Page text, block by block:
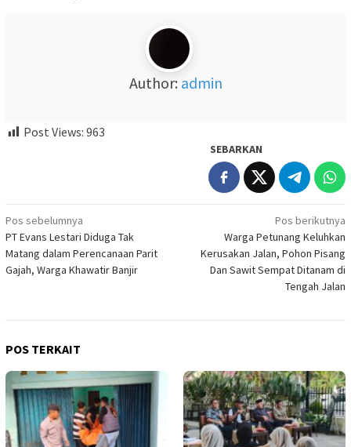
Author: admin
Post Views: 963
SEBARKAN
Navigasi
pos
Pos sebelumnya
PT Evans Lestari Diduga Tak
Matang dalam Perencanaan Parit
Gajah, Warga Khawatir Banjir
Pos berikutnya
Warga Petunang Keluhkan
Kerusakan Jalan, Pohon Pisang
Dan Sawit Sempat Ditanam di
Tengah Jalan
POS TERKAIT